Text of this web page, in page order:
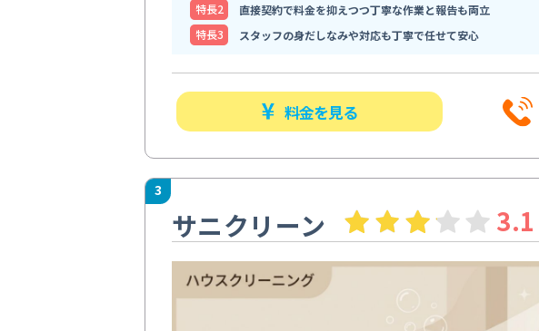
特⻑2
直接契約で料金を抑えつつ丁寧な作業と報告も両立
特⻑3
スタッフの身だしなみや対応も丁寧で任せて安心
料金を見る
3
サニクリーン 3.1